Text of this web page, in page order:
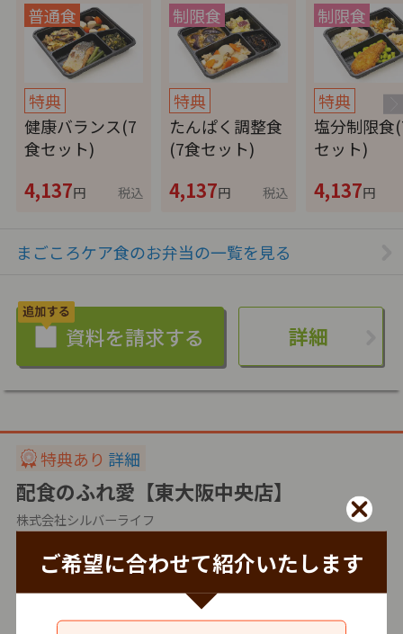
ご希望に合わせて紹介いたします
特典
健康バランス(7
食セット)
4,137円 税込
特典
たんぱく調整食
(7食セット)
4,137円 税込
特典
塩分制限食
セット)
4,137円
まごころケア食のお弁当の一覧を見る
詳細
特典あり 詳細
配食のふれ愛【東大阪中央店】
株式会社シルバーライフ
冷蔵